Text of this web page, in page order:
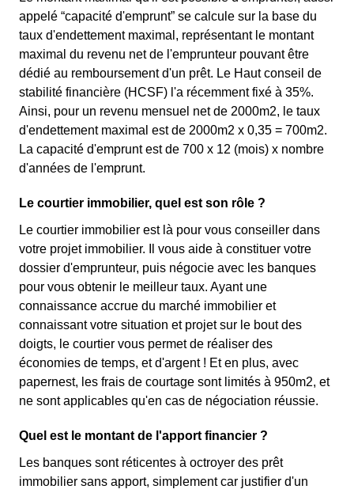
appelé “capacité d'emprunt” se calcule sur la base du
taux d'endettement maximal, représentant le montant
maximal du revenu net de l'emprunteur pouvant être
dédié au remboursement d'un prêt. Le Haut conseil de
stabilité financière (HCSF) l'a récemment fixé à 35%.
Ainsi, pour un revenu mensuel net de 2000m2, le taux
d'endettement maximal est de 2000m2 x 0,35 = 700m2.
La capacité d'emprunt est de 700 x 12 (mois) x nombre
d'années de l'emprunt.
Le courtier immobilier, quel est son rôle ?
Le courtier immobilier est là pour vous conseiller dans
votre projet immobilier. Il vous aide à constituer votre
dossier d'emprunteur, puis négocie avec les banques
pour vous obtenir le meilleur taux. Ayant une
connaissance accrue du marché immobilier et
connaissant votre situation et projet sur le bout des
doigts, le courtier vous permet de réaliser des
économies de temps, et d'argent ! Et en plus, avec
papernest, les frais de courtage sont limités à 950m2, et
ne sont applicables qu'en cas de négociation réussie.
Quel est le montant de l'apport financier ?
Les banques sont réticentes à octroyer des prêt
immobilier sans apport, simplement car justifier d'un